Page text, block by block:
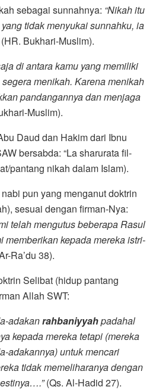
sebagai sunnahnya: “Nikah itu
tidak menyukai sunnahku, ia
Bukhari-Muslim).
di antara kamu yang memiliki
menikah. Karena menikah
pandangannya dan menjaga
Muslim).
Daud dan Hakim dari Ibnu
bersabda: “La sharurata fil-
pantang nikah dalam Islam).
pun yang menganut doktrin
sesuai dengan firman-Nya:
telah mengutus beberapa Rasul
memberikan kepada mereka istri-
Ra’du 38).
Selibat (hidup pantang
Allah SWT:
adakanrahbaniyyahpadahal
kepada mereka tetapi (mereka
adakannya) untuk mencari
tidak memeliharanya dengan
(Qs. Al-Hadid 27).